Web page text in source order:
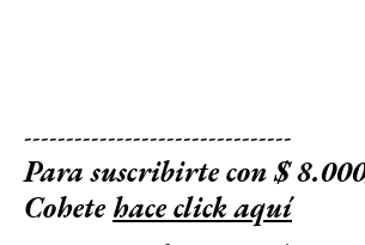
--------------------------------
Para suscribirte con $
Cohetehace click aquí